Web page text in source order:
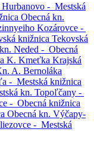
Hurbanovo - Mestská
Obecná kn.
Kozárovce -
knižnica Tekovská
Neded - Obecná
K. Kmeťka Krajská
A. Bernoláka
- Mestská knižnica
kn. Topoľčany -
- Obecná knižnica
Obecná kn. Výčapy-
- Mestská